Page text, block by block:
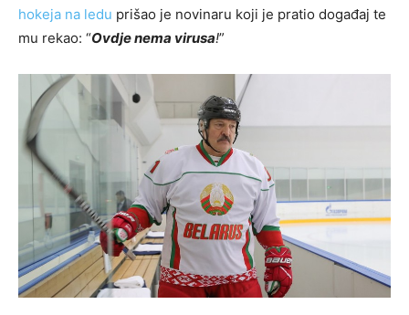
hokeja na ledu prišao je novinaru koji je pratio događaj te
mu rekao: “Ovdje nema virusa!”